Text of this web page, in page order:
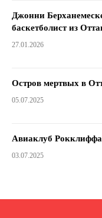
Джонни
баскетболист из
27.01.2026
Остров мертвых в
05.07.2025
Авиаклуб
03.07.2025